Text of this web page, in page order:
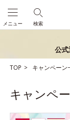
検索
メニュー
公式
TOP キャンペーン
キャンペ